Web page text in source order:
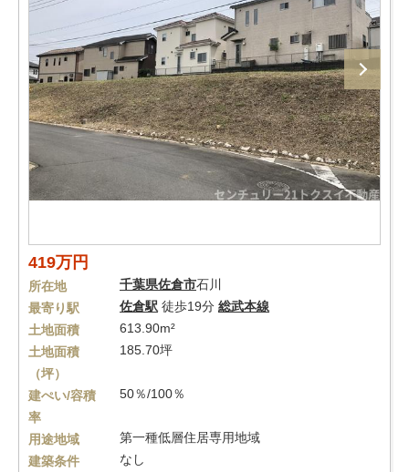
419万円
所在地 千葉県佐倉市石川
最寄り駅
佐倉駅 徒歩19分 総武本線
土地面積
613.90m²
土地面積
（坪）
185.70坪
建ぺい/容積
率
50％/100％
用途地域
第一種低層住居専用地域
建築条件
なし